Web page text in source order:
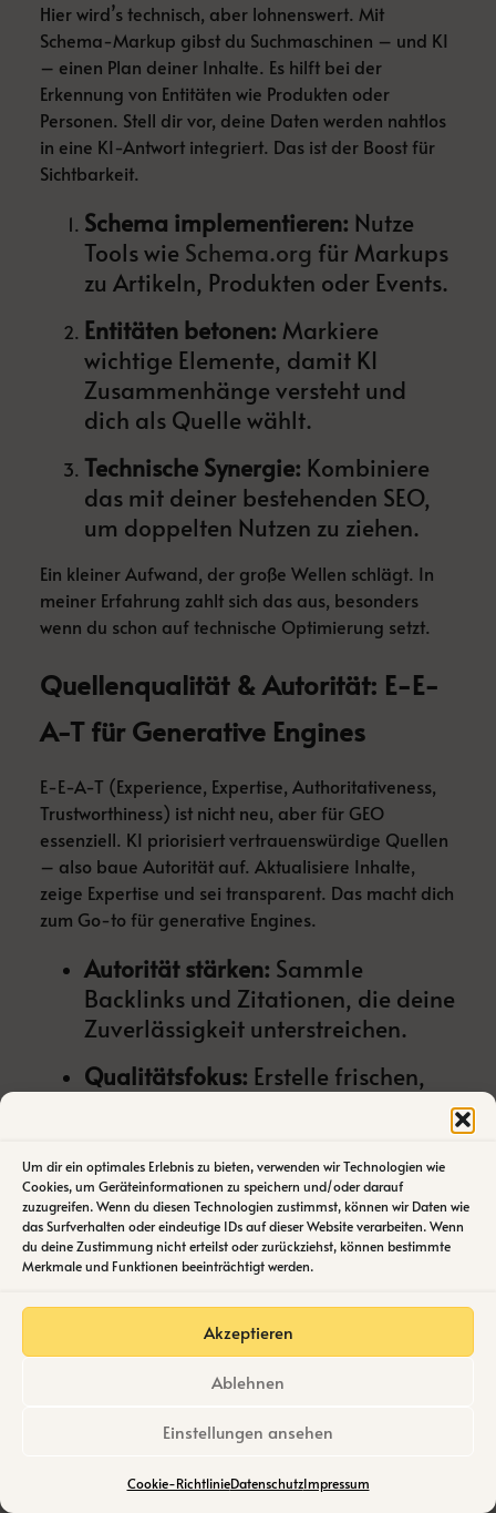
Um dir ein optimales Erlebnis zu bieten, verwenden wir Technologien wie
Cookies, um Geräteinformationen zu speichern und/oder darauf
zuzugreifen. Wenn du diesen Technologien zustimmst, können wir Daten wie
das Surfverhalten oder eindeutige IDs auf dieser Website verarbeiten. Wenn
du deine Zustimmung nicht erteilst oder zurückziehst, können bestimmte
Merkmale und Funktionen beeinträchtigt werden.
Akzeptieren
Ablehnen
Einstellungen ansehen
Cookie-RichtlinieDatenschutzImpressum
Hier wird’s technisch, aber lohnenswert. Mit
Schema-Markup gibst du Suchmaschinen – und KI
– einen Plan deiner Inhalte. Es hilft bei der
Erkennung von Entitäten wie Produkten oder
Personen. Stell dir vor, deine Daten werden nahtlos
in eine KI-Antwort integriert. Das ist der Boost für
Sichtbarkeit.
Schema implementieren: Nutze
Tools wie Schema.org für Markups
zu Artikeln, Produkten oder Events.
Entitäten betonen: Markiere
wichtige Elemente, damit KI
Zusammenhänge versteht und
dich als Quelle wählt.
Technische Synergie: Kombiniere
das mit deiner bestehenden SEO,
um doppelten Nutzen zu ziehen.
Ein kleiner Aufwand, der große Wellen schlägt. In
meiner Erfahrung zahlt sich das aus, besonders
wenn du schon auf technische Optimierung setzt.
Quellenqualität & Autorität: E-E-
A-T für Generative Engines
E-E-A-T (Experience, Expertise, Authoritativeness,
Trustworthiness) ist nicht neu, aber für GEO
essenziell. KI priorisiert vertrauenswürdige Quellen
– also baue Autorität auf. Aktualisiere Inhalte,
zeige Expertise und sei transparent. Das macht dich
zum Go-to für generative Engines.
Autorität stärken: Sammle
Backlinks und Zitationen, die deine
Zuverlässigkeit unterstreichen.
Qualitätsfokus: Erstelle frischen,
fundierten Content. KI merkt, wenn
E-E-A-T anpassen:Ergänze
persönliche Einblicke oder Case
Studies, um Experience zu
demonstrieren.
funktioniert. Deine SEO wird dadurch robuster.
Sprache statt exakter Phrasen